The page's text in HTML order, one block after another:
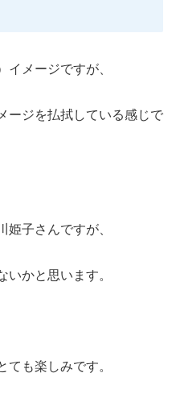
イメージですが、
ージを払拭している感じで
姫子さんですが、
いかと思います。
ても楽しみです。